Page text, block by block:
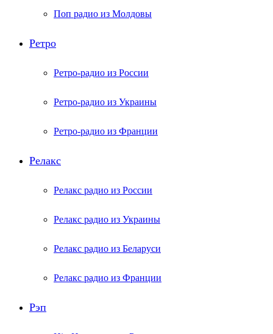
Поп радио из Молдовы
Ретро
Ретро-радио из России
Ретро-радио из Украины
Ретро-радио из Франции
Релакс
Релакс радио из России
Релакс радио из Украины
Релакс радио из Беларуси
Релакс радио из Франции
Рэп